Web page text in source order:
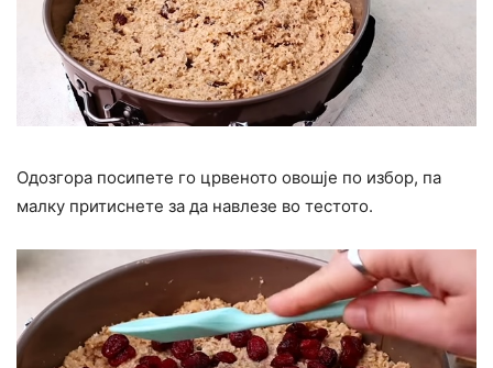
Одозгора посипете го црвеното овошје по избор, па
малку притиснете за да навлезе во тестото.